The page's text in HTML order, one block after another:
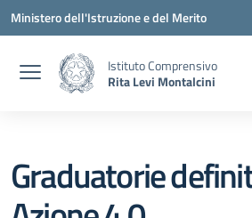
Vai ai contenuti
Vai al menu di navigazione
Vai al footer
Ministero dell'Istruzione e del Merito
Istituto Comprensivo
Rita Levi Montalcini
Graduatorie